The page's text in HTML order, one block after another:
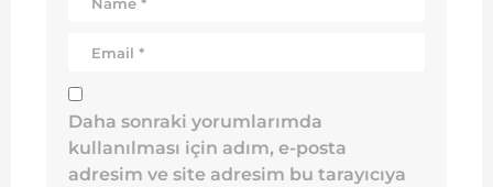
Daha sonraki yorumlarımda
kullanılması için adım, e-posta
adresim ve site adresim bu tarayıcıya